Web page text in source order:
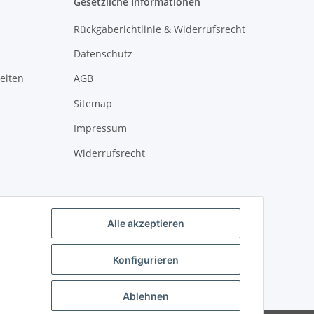
Alle akzeptieren
Konfigurieren
Ablehnen
Rückgaberichtlinie & Widerrufsrecht
Datenschutz
AGB
Sitemap
Impressum
Widerrufsrecht